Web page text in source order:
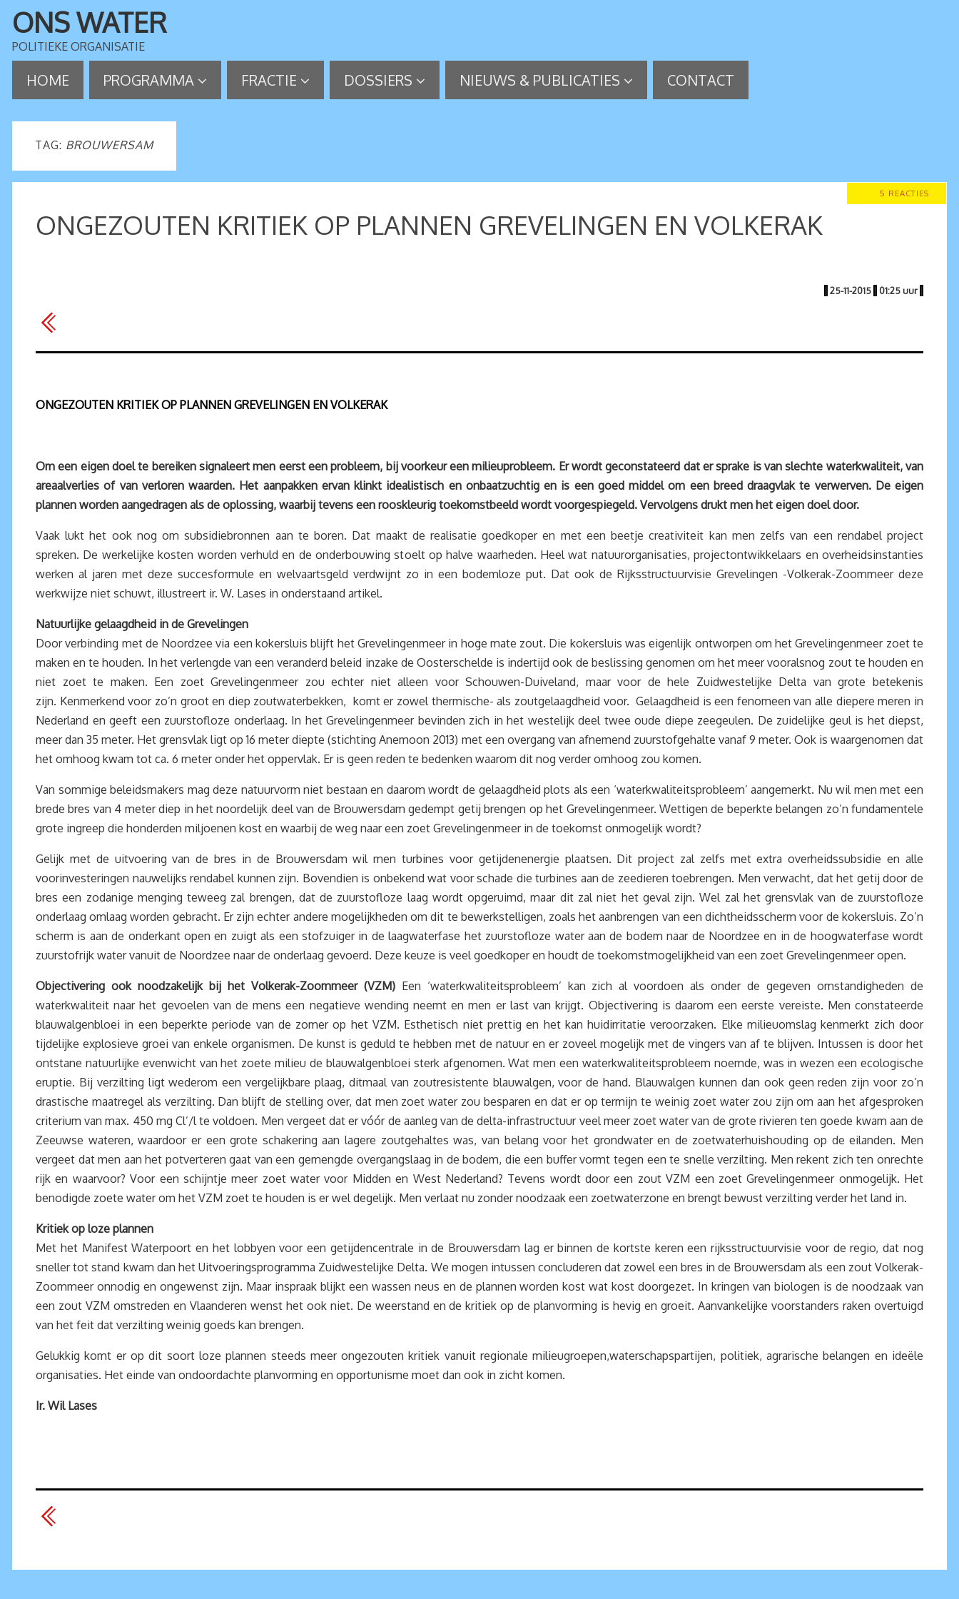
ONS WATER
POLITIEKE ORGANISATIE
HOME PROGRAMMA FRACTIE DOSSIERS NIEUWS & PUBLICATIES CONTACT
TAG: BROUWERSAM
5 REACTIES
ONGEZOUTEN KRITIEK OP PLANNEN GREVELINGEN EN VOLKERAK
| 25-11-2015 | 01:25 uur |
ONGEZOUTEN KRITIEK OP PLANNEN GREVELINGEN EN VOLKERAK
Om een eigen doel te bereiken signaleert men eerst een probleem, bij voorkeur een milieuprobleem. Er wordt geconstateerd dat er sprake is van slechte waterkwaliteit, van
areaalverlies of van verloren waarden. Het aanpakken ervan klinkt idealistisch en onbaatzuchtig en is een goed middel om een breed draagvlak te verwerven. De eigen
plannen worden aangedragen als de oplossing, waarbij tevens een rooskleurig toekomstbeeld wordt voorgespiegeld. Vervolgens drukt men het eigen doel door.
Vaak lukt het ook nog om subsidiebronnen aan te boren. Dat maakt de realisatie goedkoper en met een beetje creativiteit kan men zelfs van een rendabel project
spreken. De werkelijke kosten worden verhuld en de onderbouwing stoelt op halve waarheden. Heel wat natuurorganisaties, projectontwikkelaars en overheidsinstanties
werken al jaren met deze succesformule en welvaartsgeld verdwijnt zo in een bodemloze put. Dat ook de Rijksstructuurvisie Grevelingen -Volkerak-Zoommeer deze
werkwijze niet schuwt, illustreert ir. W. Lases in onderstaand artikel.
Natuurlijke gelaagdheid in de Grevelingen
Door verbinding met de Noordzee via een kokersluis blijft het Grevelingenmeer in hoge mate zout. Die kokersluis was eigenlijk ontworpen om het Grevelingenmeer zoet te
maken en te houden. In het verlengde van een veranderd beleid inzake de Oosterschelde is indertijd ook de beslissing genomen om het meer vooralsnog zout te houden en
niet zoet te maken. Een zoet Grevelingenmeer zou echter niet alleen voor Schouwen-Duiveland, maar voor de hele Zuidwestelijke Delta van grote betekenis
zijn. Kenmerkend voor zo’n groot en diep zoutwaterbekken, komt er zowel thermische- als zoutgelaagdheid voor. Gelaagdheid is een fenomeen van alle diepere meren in
Nederland en geeft een zuurstofloze onderlaag. In het Grevelingenmeer bevinden zich in het westelijk deel twee oude diepe zeegeulen. De zuidelijke geul is het diepst,
meer dan 35 meter. Het grensvlak ligt op 16 meter diepte (stichting Anemoon 2013) met een overgang van afnemend zuurstofgehalte vanaf 9 meter. Ook is waargenomen dat
het omhoog kwam tot ca. 6 meter onder het oppervlak. Er is geen reden te bedenken waarom dit nog verder omhoog zou komen.
Van sommige beleidsmakers mag deze natuurvorm niet bestaan en daarom wordt de gelaagdheid plots als een ‘waterkwaliteitsprobleem’ aangemerkt. Nu wil men met een
brede bres van 4 meter diep in het noordelijk deel van de Brouwersdam gedempt getij brengen op het Grevelingenmeer. Wettigen de beperkte belangen zo’n fundamentele
grote ingreep die honderden miljoenen kost en waarbij de weg naar een zoet Grevelingenmeer in de toekomst onmogelijk wordt?
Gelijk met de uitvoering van de bres in de Brouwersdam wil men turbines voor getijdenenergie plaatsen. Dit project zal zelfs met extra overheidssubsidie en alle
voorinvesteringen nauwelijks rendabel kunnen zijn. Bovendien is onbekend wat voor schade die turbines aan de zeedieren toebrengen. Men verwacht, dat het getij door de
bres een zodanige menging teweeg zal brengen, dat de zuurstofloze laag wordt opgeruimd, maar dit zal niet het geval zijn. Wel zal het grensvlak van de zuurstofloze
onderlaag omlaag worden gebracht. Er zijn echter andere mogelijkheden om dit te bewerkstelligen, zoals het aanbrengen van een dichtheidsscherm voor de kokersluis. Zo’n
scherm is aan de onderkant open en zuigt als een stofzuiger in de laagwaterfase het zuurstofloze water aan de bodem naar de Noordzee en in de hoogwaterfase wordt
zuurstofrijk water vanuit de Noordzee naar de onderlaag gevoerd. Deze keuze is veel goedkoper en houdt de toekomstmogelijkheid van een zoet Grevelingenmeer open.
Objectivering ook noodzakelijk bij het Volkerak-Zoommeer (VZM) Een ‘waterkwaliteitsprobleem’ kan zich al voordoen als onder de gegeven omstandigheden de
waterkwaliteit naar het gevoelen van de mens een negatieve wending neemt en men er last van krijgt. Objectivering is daarom een eerste vereiste. Men constateerde
blauwalgenbloei in een beperkte periode van de zomer op het VZM. Esthetisch niet prettig en het kan huidirritatie veroorzaken. Elke milieuomslag kenmerkt zich door
tijdelijke explosieve groei van enkele organismen. De kunst is geduld te hebben met de natuur en er zoveel mogelijk met de vingers van af te blijven. Intussen is door het
ontstane natuurlijke evenwicht van het zoete milieu de blauwalgenbloei sterk afgenomen. Wat men een waterkwaliteitsprobleem noemde, was in wezen een ecologische
eruptie. Bij verzilting ligt wederom een vergelijkbare plaag, ditmaal van zoutresistente blauwalgen, voor de hand. Blauwalgen kunnen dan ook geen reden zijn voor zo’n
drastische maatregel als verzilting. Dan blijft de stelling over, dat men zoet water zou besparen en dat er op termijn te weinig zoet water zou zijn om aan het afgesproken
criterium van max. 450 mg Cl’/l te voldoen. Men vergeet dat er vóór de aanleg van de delta-infrastructuur veel meer zoet water van de grote rivieren ten goede kwam aan de
Zeeuwse wateren, waardoor er een grote schakering aan lagere zoutgehaltes was, van belang voor het grondwater en de zoetwaterhuishouding op de eilanden. Men
vergeet dat men aan het potverteren gaat van een gemengde overgangslaag in de bodem, die een buffer vormt tegen een te snelle verzilting. Men rekent zich ten onrechte
rijk en waarvoor? Voor een schijntje meer zoet water voor Midden en West Nederland? Tevens wordt door een zout VZM een zoet Grevelingenmeer onmogelijk. Het
benodigde zoete water om het VZM zoet te houden is er wel degelijk. Men verlaat nu zonder noodzaak een zoetwaterzone en brengt bewust verzilting verder het land in.
Kritiek op loze plannen
Met het Manifest Waterpoort en het lobbyen voor een getijdencentrale in de Brouwersdam lag er binnen de kortste keren een rijksstructuurvisie voor de regio, dat nog
sneller tot stand kwam dan het Uitvoeringsprogramma Zuidwestelijke Delta. We mogen intussen concluderen dat zowel een bres in de Brouwersdam als een zout Volkerak-
Zoommeer onnodig en ongewenst zijn. Maar inspraak blijkt een wassen neus en de plannen worden kost wat kost doorgezet. In kringen van biologen is de noodzaak van
een zout VZM omstreden en Vlaanderen wenst het ook niet. De weerstand en de kritiek op de planvorming is hevig en groeit. Aanvankelijke voorstanders raken overtuigd
van het feit dat verzilting weinig goeds kan brengen.
Gelukkig komt er op dit soort loze plannen steeds meer ongezouten kritiek vanuit regionale milieugroepen,waterschapspartijen, politiek, agrarische belangen en ideële
organisaties. Het einde van ondoordachte planvorming en opportunisme moet dan ook in zicht komen.
Ir. Wil Lases